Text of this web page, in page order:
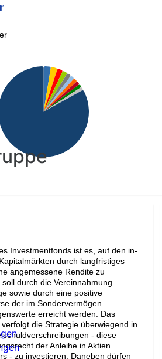
Investmentfonds ist es, auf den in-
durch langfristiges
angemessene Rendite zu
durch die Vereinnahmung
sowie durch eine positive
der im Sondervermögen
erreicht werden. Das
die Strategie überwiegend in
- diese
der Anleihe in Aktien
- zu investieren. Daneben dürfen